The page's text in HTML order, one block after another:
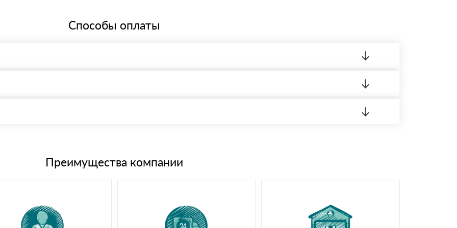
Способы оплаты
банковским картамПреимущества компании